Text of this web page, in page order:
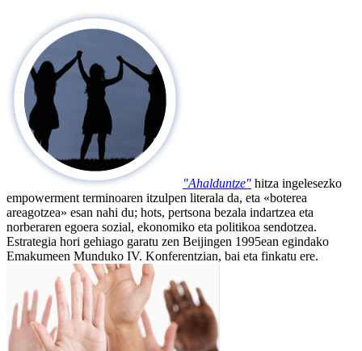
"Ahalduntze" hitza ingelesezko
empowerment terminoaren itzulpen literala da, eta «boterea
areagotzea» esan nahi du; hots, pertsona bezala indartzea eta
norberaren egoera sozial, ekonomiko eta politikoa sendotzea.
Estrategia hori gehiago garatu zen Beijingen 1995ean egindako
Emakumeen Munduko IV. Konferentzian, bai eta finkatu ere.